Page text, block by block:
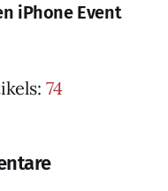
iPhone Event
74